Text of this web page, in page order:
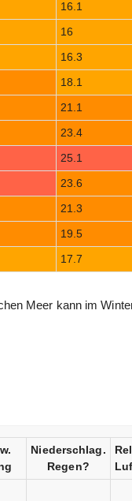
16.1
16
16.3
18.1
21.1
23.4
25.1
23.6
21.3
19.5
17.7
Meer kann im
Niederschlag.
Regen?